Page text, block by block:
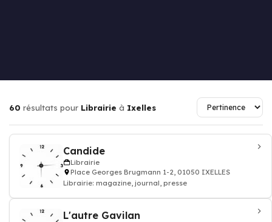
60 résultats pour Librairie à Ixelles
Candide
Librairie
Place Georges Brugmann 1-2, 01050 IXELLES
Librairie: magazine, journal, presse
L'autre Gavilan